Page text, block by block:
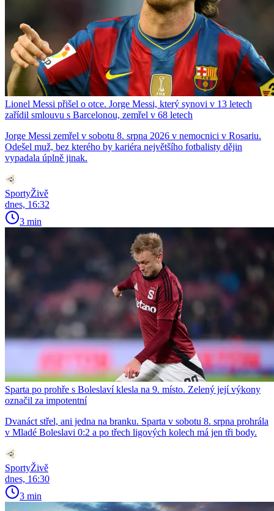
Lionel Messi přišel o otce. Jorge Messi, který synovi v 13 letech
zařídil smlouvu s Barcelonou, zemřel v 68 letech
Jorge Messi zemřel v sobotu 8. srpna 2026 v nemocnici v Rosariu.
Odešel muž, bez kterého by kariéra největšího fotbalisty dějin
vypadala úplně jinak.
SportyŽivě
dnes, 16:32
3 min
Sparta po prohře s Boleslaví klesla na 9. místo. Zelený její výkony
označil za impotentní
Dvanáct střel, ani jedna na branku. Sparta v sobotu 8. srpna prohrála
v Mladé Boleslavi 0:2 a po třech ligových kolech má jen tři body.
SportyŽivě
dnes, 16:30
3 min